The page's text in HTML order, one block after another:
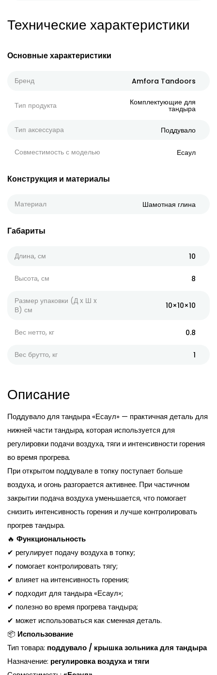
Технические характеристики
Основные характеристики
Бренд Amfora Tandoors
Тип продукта Комплектующие для
тандыра
Тип аксессуара Поддувало
Совместимость с моделью Есаул
Конструкция и материалы
Материал Шамотная глина
Габариты
Длина, см 10
Высота, см 8
Размер упаковки (Д x Ш x
В) см
10×10×10
Вес нетто, кг 0.8
Вес брутто, кг 1
Описание
Поддувало для тандыра «Есаул» — практичная деталь для
нижней части тандыра, которая используется для
регулировки подачи воздуха, тяги и интенсивности горения
во время прогрева.
При открытом поддувале в топку поступает больше
воздуха, и огонь разгорается активнее. При частичном
закрытии подача воздуха уменьшается, что помогает
снизить интенсивность горения и лучше контролировать
прогрев тандыра.
🔥 Функциональность
✔ регулирует подачу воздуха в топку;
✔ помогает контролировать тягу;
✔ влияет на интенсивность горения;
✔ подходит для тандыра «Есаул»;
✔ полезно во время прогрева тандыра;
✔ может использоваться как сменная деталь.
📦 Использование
Тип товара: поддувало / крышка зольника для тандыра
Назначение: регулировка воздуха и тяги